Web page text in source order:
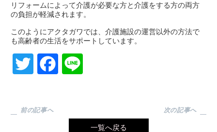
リフォームによって介護が必要な方と介護をする方の両方
の負担が軽減されます。
このようにアクタガワでは、介護施設の運営以外の方法で
も高齢者の生活をサポートしています。
Tw
itte
Fa
ce
一覧へ戻る